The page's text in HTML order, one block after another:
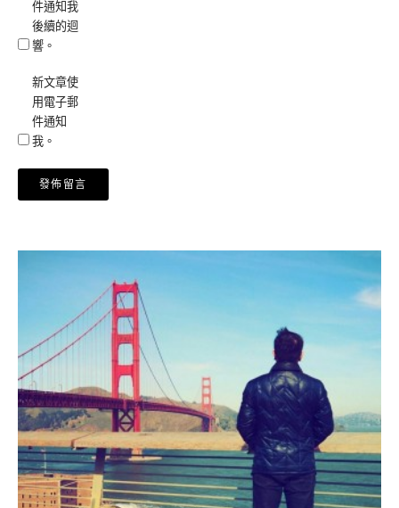
件通知我
後續的迴
響。
新文章使
用電子郵
件通知
我。